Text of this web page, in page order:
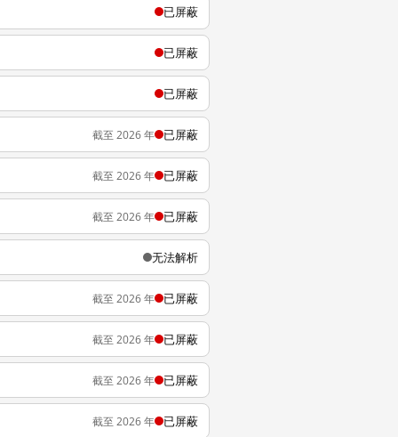
已屏蔽
已屏蔽
已屏蔽
截至 2026 年 已屏蔽
截至 2026 年 已屏蔽
截至 2026 年 已屏蔽
无法解析
截至 2026 年 已屏蔽
截至 2026 年 已屏蔽
截至 2026 年 已屏蔽
截至 2026 年 已屏蔽